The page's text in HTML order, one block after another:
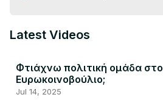
Latest Videos
Φτιάχνω πολιτική ομάδα στο
Ευρωκοινοβούλιο;
Jul 14, 2025